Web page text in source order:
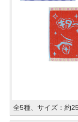
全5種、サイズ：約